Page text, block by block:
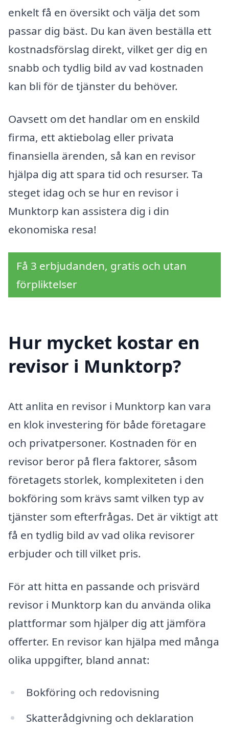
enkelt få en översikt och välja det som
passar dig bäst. Du kan även beställa ett
kostnadsförslag direkt, vilket ger dig en
snabb och tydlig bild av vad kostnaden
kan bli för de tjänster du behöver.
Oavsett om det handlar om en enskild
firma, ett aktiebolag eller privata
finansiella ärenden, så kan en revisor
hjälpa dig att spara tid och resurser. Ta
steget idag och se hur en revisor i
Munktorp kan assistera dig i din
ekonomiska resa!
Få 3 erbjudanden, gratis och utan
förpliktelser
Hur mycket kostar en
revisor i Munktorp?
Att anlita en revisor i Munktorp kan vara
en klok investering för både företagare
och privatpersoner. Kostnaden för en
revisor beror på flera faktorer, såsom
företagets storlek, komplexiteten i den
bokföring som krävs samt vilken typ av
tjänster som efterfrågas. Det är viktigt att
få en tydlig bild av vad olika revisorer
erbjuder och till vilket pris.
För att hitta en passande och prisvärd
revisor i Munktorp kan du använda olika
plattformar som hjälper dig att jämföra
offerter. En revisor kan hjälpa med många
olika uppgifter, bland annat:
Bokföring och redovisning
Skatterådgivning och deklaration